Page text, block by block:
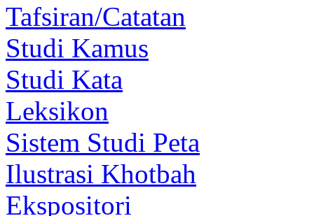
Tafsiran/Catatan
Studi Kamus
Studi Kata
Leksikon
Sistem Studi Peta
Ilustrasi Khotbah
Ekspositori